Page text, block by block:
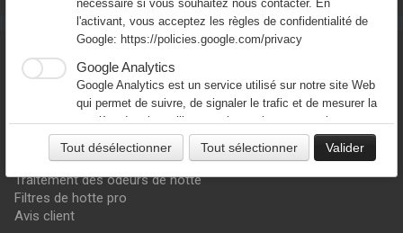
PRODUITS
Hotte inox pour restaurant
Moteur escargot pour hotte
Moteur caisson extraction hotte
Tourelle extraction hotte
Variateur de hotte professionnelle
Accessoires ventilation de hotte
Traitement des odeurs de hotte
Filtres de hotte pro
Avis client
nécessaire si vous souhaitez nous contacter. En
l'activant, vous acceptez les règles de confidentialité de
Google: https://policies.google.com/privacy
Google Analytics
Google Analytics est un service utilisé sur notre site Web
qui permet de suivre, de signaler le trafic et de mesurer la
manière dont les utilisateurs interagissent avec le contenu
de notre site Web afin de l’améliorer et de fournir de
meilleurs services.
Google Ad
Notre site Web utilise Google Ads pour afficher du
Tout désélectionner Tout sélectionner Valider